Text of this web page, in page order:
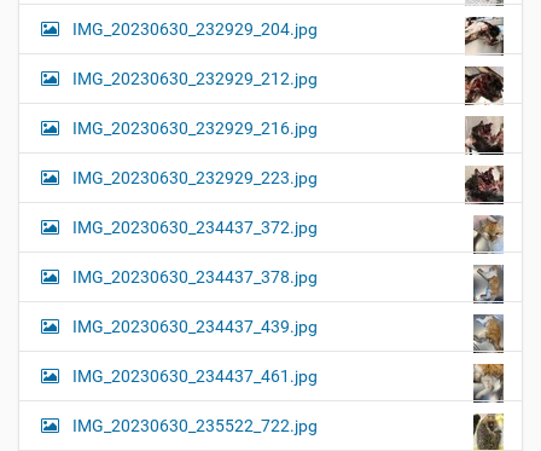
IMG_20230630_232929_204.jpg
IMG_20230630_232929_212.jpg
IMG_20230630_232929_216.jpg
IMG_20230630_232929_223.jpg
IMG_20230630_234437_372.jpg
IMG_20230630_234437_378.jpg
IMG_20230630_234437_439.jpg
IMG_20230630_234437_461.jpg
IMG_20230630_235522_722.jpg